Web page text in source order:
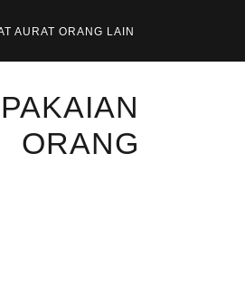
AURAT ORANG LAIN
ORANG